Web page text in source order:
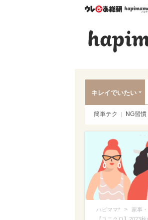
ウレぴ
キレイでいたい
簡単テク NG習慣
ハピママ* > 家事